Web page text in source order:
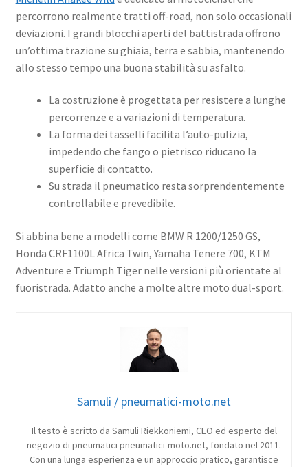
percorrono realmente tratti off-road, non solo occasionali
deviazioni. I grandi blocchi aperti del battistrada offrono
un’ottima trazione su ghiaia, terra e sabbia, mantenendo
allo stesso tempo una buona stabilità su asfalto.
La costruzione è progettata per resistere a lunghe
percorrenze e a variazioni di temperatura.
La forma dei tasselli facilita l’auto-pulizia,
impedendo che fango o pietrisco riducano la
superficie di contatto.
Su strada il pneumatico resta sorprendentemente
controllabile e prevedibile.
Si abbina bene a modelli come BMW R 1200/1250 GS,
Honda CRF1100L Africa Twin, Yamaha Tenere 700, KTM
Adventure e Triumph Tiger nelle versioni più orientate al
fuoristrada. Adatto anche a molte altre moto dual-sport.
Samuli / pneumatici-moto.net
Il testo è scritto da Samuli Riekkoniemi, CEO ed esperto del
negozio di pneumatici pneumatici-moto.net, fondato nel 2011.
Con una lunga esperienza e un approccio pratico, garantisce